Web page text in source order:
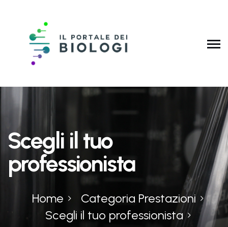
Scegli il tuo
professionista
Home
Categoria Prestazioni
Scegli il tuo professionista